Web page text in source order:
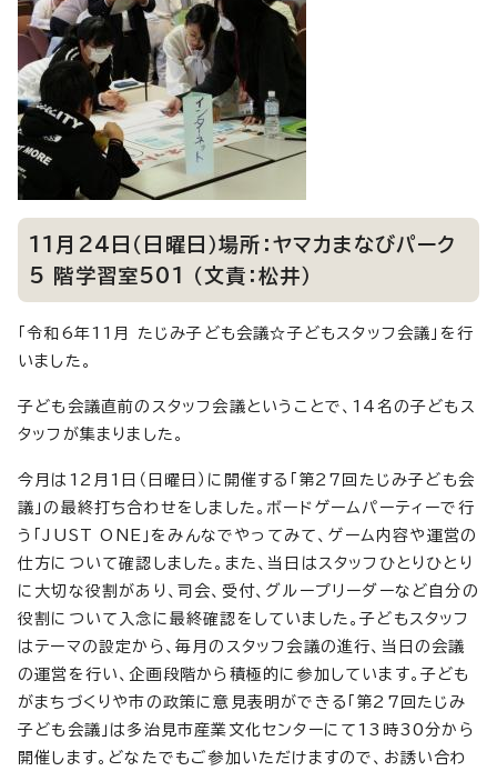
11月24日（日曜日）場所：ヤマカまなびパーク
5 階学習室501 （文責：松井）
「令和6年11月 たじみ子ども会議☆子どもスタッフ会議」を行
いました。
子ども会議直前のスタッフ会議ということで、14名の子どもス
タッフが集まりました。
今月は12月1日（日曜日）に開催する「第27回たじみ子ども会
議」の最終打ち合わせをしました。ボードゲームパーティーで行
う「JUST ONE」をみんなでやってみて、ゲーム内容や運営の
仕方について確認しました。また、当日はスタッフひとりひとり
に大切な役割があり、司会、受付、グループリーダーなど自分の
役割について入念に最終確認をしていました。子どもスタッフ
はテーマの設定から、毎月のスタッフ会議の進行、当日の会議
の運営を行い、企画段階から積極的に参加しています。子ども
がまちづくりや市の政策に意見表明ができる「第27回たじみ
子ども会議」は多治見市産業文化センターにて13時30分から
開催します。どなたでもご参加いただけますので、お誘い合わ